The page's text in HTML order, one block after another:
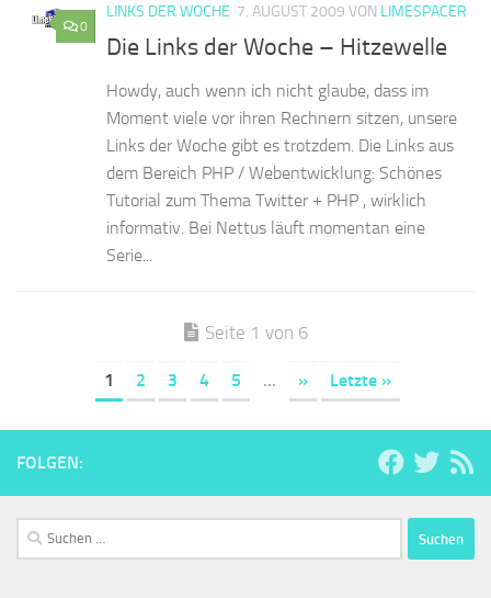
0
LINKS DER WOCHE 7. AUGUST 2009 VON LIMESPACER
Die Links der Woche – Hitzewelle
Howdy, auch wenn ich nicht glaube, dass im
Moment viele vor ihren Rechnern sitzen, unsere
Links der Woche gibt es trotzdem. Die Links aus
dem Bereich PHP / Webentwicklung: Schönes
Tutorial zum Thema Twitter + PHP , wirklich
informativ. Bei Nettus läuft momentan eine
Serie...
Seite 1 von 6
1 2 3 4 5 ... » Letzte »
FOLGEN:
Suchen
nach: